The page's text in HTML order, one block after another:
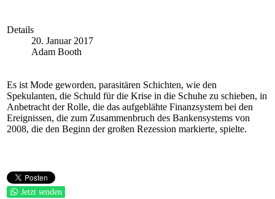
Details
20. Januar 2017
Adam Booth
Es ist Mode geworden, parasitären Schichten, wie den
Spekulanten, die Schuld für die Krise in die Schuhe zu schieben, in
Anbetracht der Rolle, die das aufgeblähte Finanzsystem bei den
Ereignissen, die zum Zusammenbruch des Bankensystems von
2008, die den Beginn der großen Rezession markierte, spielte.
Jetzt senden